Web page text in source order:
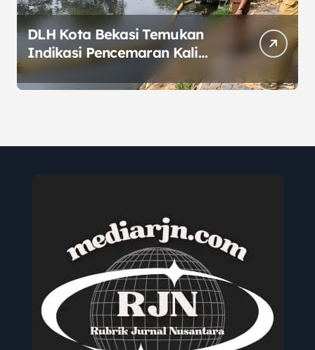
DLH Kota Bekasi Temukan
Indikasi Pencemaran Kali
Cileungsi, Kualitas Air
Lampaui Baku Mutu